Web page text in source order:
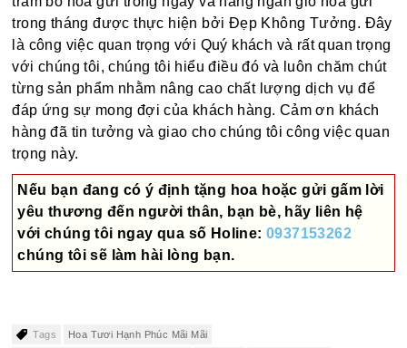
trong tháng được thực hiện bởi Đẹp Không Tưởng. Đây
là công việc quan trọng với Quý khách và rất quan trọng
với chúng tôi, chúng tôi hiểu điều đó và luôn chăm chút
từng sản phẩm nhằm nâng cao chất lượng dịch vụ để
đáp ứng sự mong đợi của khách hàng. Cảm ơn khách
hàng đã tin tưởng và giao cho chúng tôi công việc quan
trọng này.
Nếu bạn đang có ý định tặng hoa hoặc gửi gấm lời
yêu thương đến người thân, bạn bè, hãy liên hệ
với chúng tôi ngay qua số Holine:0937153262
chúng tôi sẽ làm hài lòng bạn.
Tags Hoa Tươi Hạnh Phúc Mãi Mãi